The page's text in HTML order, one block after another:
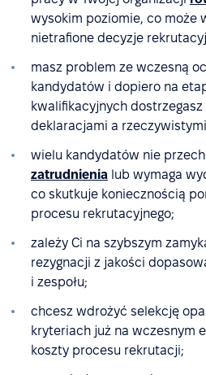
wysokim poziomie, co może
nietrafione decyzje
masz problem ze wczesną
kandydatów i dopiero na
kwalifikacyjnych
deklaracjami a
wielu kandydatów nie
zatrudnienia lub wymaga
co skutkuje koniecznością
procesu rekrutacyjnego;
zależy Ci na szybszym
rezygnacji z jakości
i zespołu;
chcesz wdrożyć selekcję
kryteriach już na wczesnym
koszty procesu rekrutacji;